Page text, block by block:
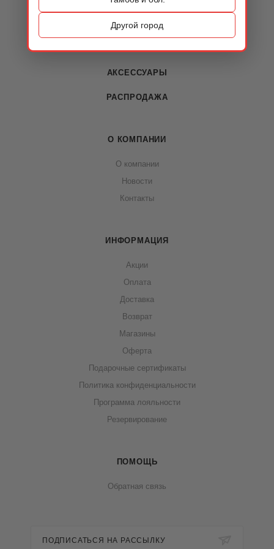
Другой город
ОБУВЬ
СУМКИ
АКСЕССУАРЫ
РАСПРОДАЖА
О КОМПАНИИ
О компании
Новости
Контакты
ИНФОРМАЦИЯ
Акции
Оплата
Доставка
Возврат
Магазины
Оферта
Подарочные сертификаты
Политика конфиденциальности
Программа лояльности
Резервирование
ПОМОЩЬ
Обратная связь
ПОДПИСАТЬСЯ НА РАССЫЛКУ